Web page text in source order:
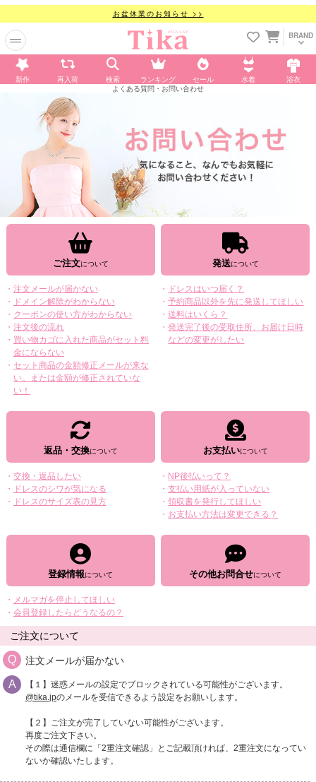
お盆休業のお知らせ >>
BRAND
新作 再入荷 検索 ランキング セール 水着 浴衣
よくある質問・お問い合わせ
ご注文
注文メールが届かない
ドメイン解除がわからない
クーポンの使い方がわからない
注文後の流れ
買い物カゴに入れた商品がセット料
金にならない
セット商品の金額修正メールが来な
い。または金額が修正されていな
い！
発送
ドレスはいつ届く？
予約商品以外を先に発送してほしい
送料はいくら？
発送完了後の受取住所、お届け日時
などの変更がしたい
返品・交換
交換・返品したい
ドレスのシワが気になる
ドレスのサイズ表の見方
お支払い
NP後払いって？
支払い用紙が入っていない
領収書を発行してほしい
お支払い方法は変更できる？
登録情報
メルマガを停止してほしい
会員登録したらどうなるの？
その他お問合せ
ご注文について
注文メールが届かない
【１】迷惑メールの設定でブロックされている可能性がございます。
@tika.jpのメールを受信できるよう設定をお願いします。
【２】ご注文が完了していない可能性がございます。
再度ご注文下さい。
その際は通信欄に「2重注文確認」とご記載頂ければ、2重注文になってい
ないか確認いたします。